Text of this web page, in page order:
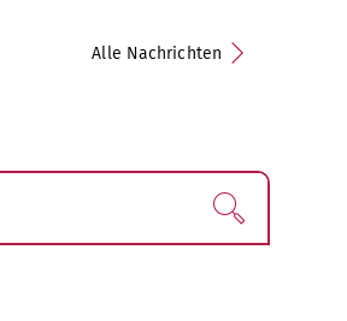
Alle Nachrichten
Finden!